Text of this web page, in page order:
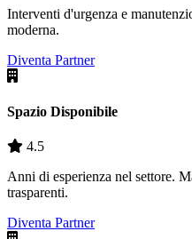
Interventi d'urgenza e
moderna.
Diventa Partner
Spazio Disponibile
4.5
Anni di esperienza nel settore.
trasparenti.
Diventa Partner